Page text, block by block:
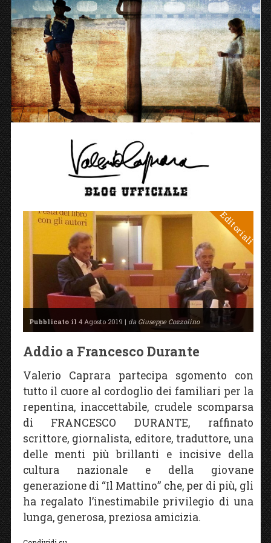
Editoriali
Pubblicato il 4 Agosto 2019 | da Giuseppe Cozzolino
Addio a Francesco Durante
Valerio Caprara partecipa sgomento con
tutto il cuore al cordoglio dei familiari per la
repentina, inaccettabile, crudele scomparsa
di FRANCESCO DURANTE, raffinato
scrittore, giornalista, editore, traduttore, una
delle menti più brillanti e incisive della
cultura nazionale e della giovane
generazione di “Il Mattino” che, per di più, gli
ha regalato l’inestimabile privilegio di una
lunga, generosa, preziosa amicizia.